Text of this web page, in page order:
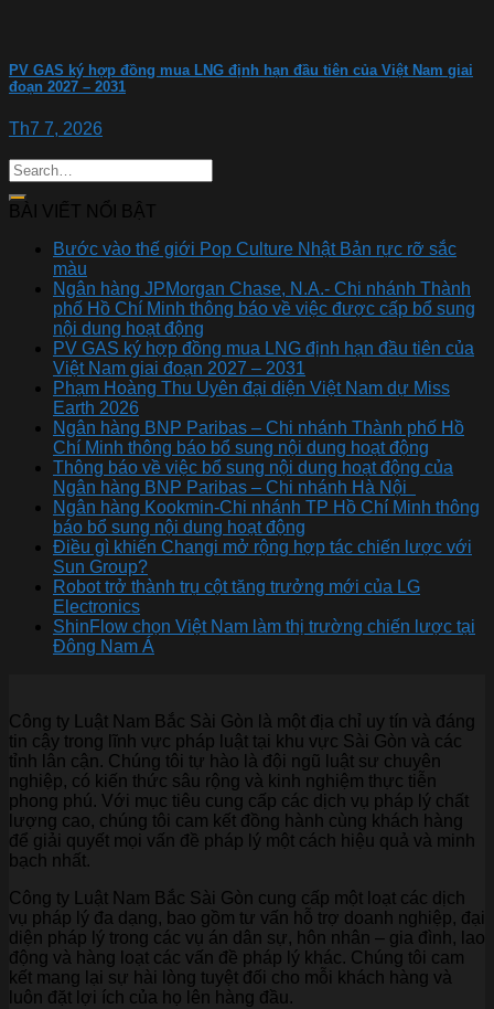
PV GAS ký hợp đồng mua LNG định hạn đầu tiên của Việt Nam giai
đoạn 2027 – 2031
Th7 7, 2026
BÀI VIẾT NỔI BẬT
Bước vào thế giới Pop Culture Nhật Bản rực rỡ sắc
màu
Ngân hàng JPMorgan Chase, N.A.- Chi nhánh Thành
phố Hồ Chí Minh thông báo về việc được cấp bổ sung
nội dung hoạt động
PV GAS ký hợp đồng mua LNG định hạn đầu tiên của
Việt Nam giai đoạn 2027 – 2031
Phạm Hoàng Thu Uyên đại diện Việt Nam dự Miss
Earth 2026
Ngân hàng BNP Paribas – Chi nhánh Thành phố Hồ
Chí Minh thông báo bổ sung nội dung hoạt động
Thông báo về việc bổ sung nội dung hoạt động của
Ngân hàng BNP Paribas – Chi nhánh Hà Nội
Ngân hàng Kookmin-Chi nhánh TP Hồ Chí Minh thông
báo bổ sung nội dung hoạt động
Điều gì khiến Changi mở rộng hợp tác chiến lược với
Sun Group?
Robot trở thành trụ cột tăng trưởng mới của LG
Electronics
ShinFlow chọn Việt Nam làm thị trường chiến lược tại
Đông Nam Á
Công ty Luật Nam Bắc Sài Gòn là một địa chỉ uy tín và đáng
tin cậy trong lĩnh vực pháp luật tại khu vực Sài Gòn và các
tỉnh lân cận. Chúng tôi tự hào là đội ngũ luật sư chuyên
nghiệp, có kiến thức sâu rộng và kinh nghiệm thực tiễn
phong phú. Với mục tiêu cung cấp các dịch vụ pháp lý chất
lượng cao, chúng tôi cam kết đồng hành cùng khách hàng
để giải quyết mọi vấn đề pháp lý một cách hiệu quả và minh
bạch nhất.
Công ty Luật Nam Bắc Sài Gòn cung cấp một loạt các dịch
vụ pháp lý đa dạng, bao gồm tư vấn hỗ trợ doanh nghiệp, đại
diện pháp lý trong các vụ án dân sự, hôn nhân – gia đình, lao
động và hàng loạt các vấn đề pháp lý khác. Chúng tôi cam
kết mang lại sự hài lòng tuyệt đối cho mỗi khách hàng và
luôn đặt lợi ích của họ lên hàng đầu.